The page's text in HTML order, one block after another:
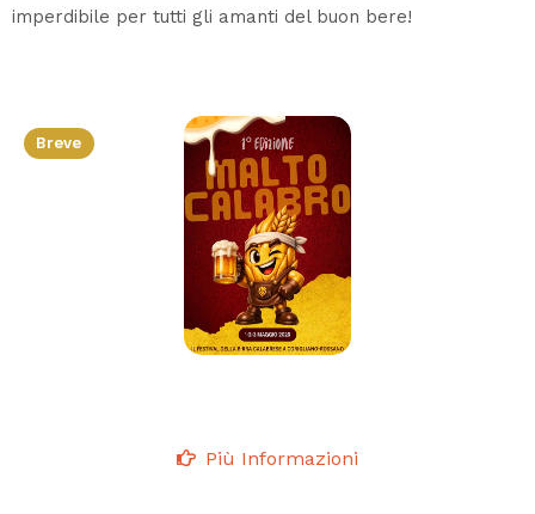
imperdibile per tutti gli amanti del buon bere!
Breve
Più Informazioni